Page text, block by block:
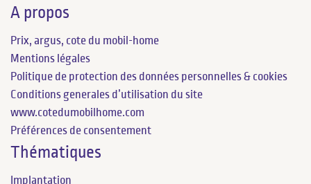
A propos
Prix, argus, cote du mobil-home
Mentions légales
Politique de protection des données personnelles & cookies
Conditions generales d’utilisation du site
www.cotedumobilhome.com
Préférences de consentement
Thématiques
Implantation